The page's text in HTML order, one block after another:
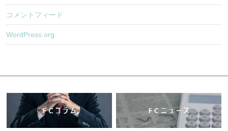
コメントフィード
WordPress.org